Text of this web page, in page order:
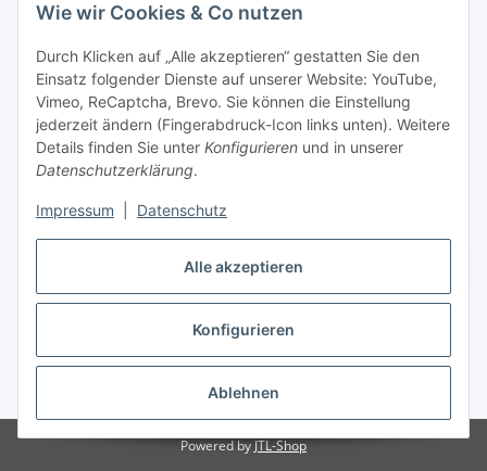
Alle akzeptieren
Konfigurieren
Ablehnen
Wie wir Cookies & Co nutzen
Durch Klicken auf „Alle akzeptieren“ gestatten Sie den
Einsatz folgender Dienste auf unserer Website: YouTube,
Vimeo, ReCaptcha, Brevo. Sie können die Einstellung
jederzeit ändern (Fingerabdruck-Icon links unten). Weitere
Details finden Sie unter Konfigurieren und in unserer
Datenschutzerklärung.
Impressum Datenschutz
Vertrag widerrufen
* Alle Preise inkl. gesetzlicher USt., zzgl.Versand
Powered byJTL-Shop